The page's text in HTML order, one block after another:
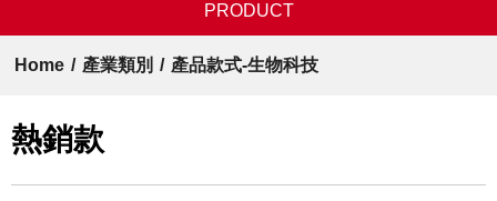
PRODUCT
Home / 產業類別 / 產品款式-生物科技
熱銷款